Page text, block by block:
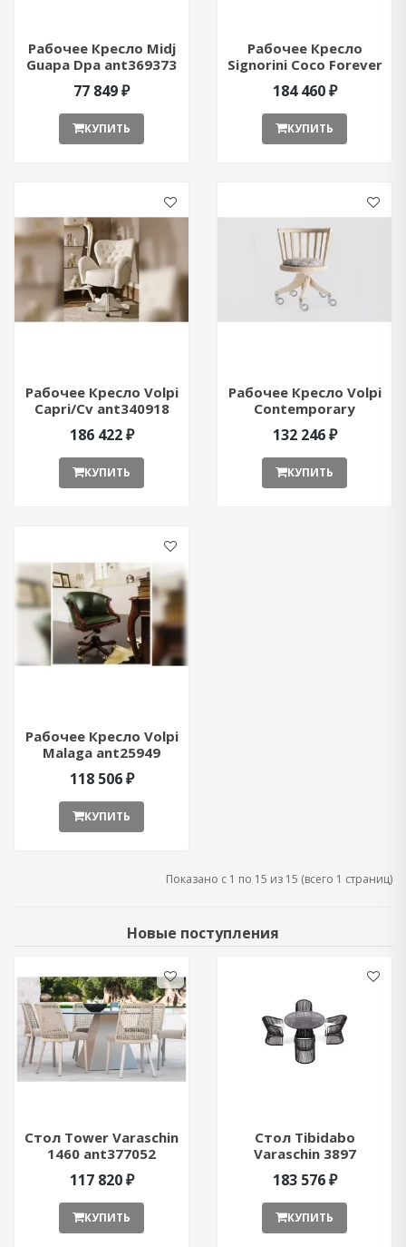
Рабочее Кресло Midj
Guapa Dpa ant369373
77 849 ₽
КУПИТЬ
Рабочее Кресло
Signorini Coco Forever
ant352936
184 460 ₽
КУПИТЬ
Рабочее Кресло Volpi
Capri/Cv ant340918
186 422 ₽
КУПИТЬ
Рабочее Кресло Volpi
Contemporary
ant355375
132 246 ₽
КУПИТЬ
Рабочее Кресло Volpi
Malaga ant25949
118 506 ₽
КУПИТЬ
Показано с 1 по 15 из 15 (всего 1 страниц)
Новые поступления
Стол Tower Varaschin
1460 ant377052
117 820 ₽
КУПИТЬ
Стол Tibidabo
Varaschin 3897
ant377051
183 576 ₽
КУПИТЬ